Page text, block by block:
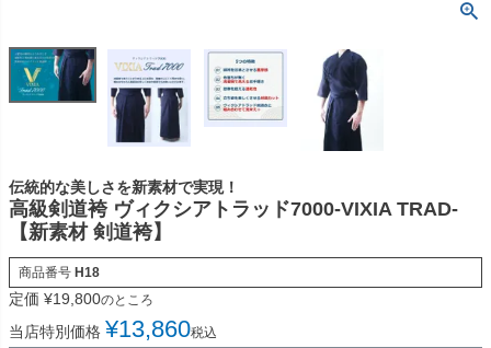
伝統的な美しさを新素材で実現！
高級剣道袴 ヴィクシアトラッド7000-VIXIA TRAD-
【新素材 剣道袴】
商品番号 H18
定価 ¥19,800のところ
当店特別価格 ¥13,860税込